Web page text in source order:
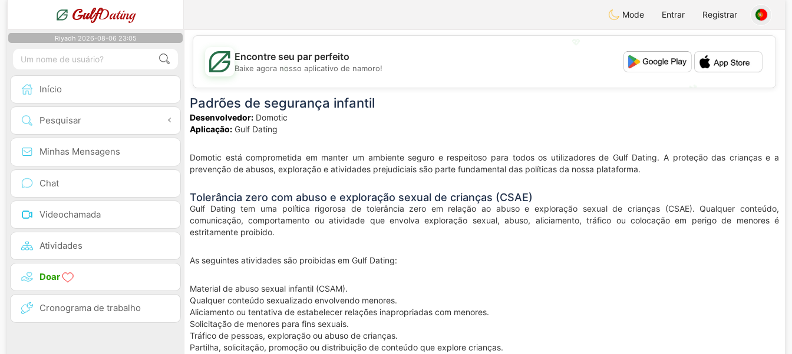
GulfDating Mode Entrar Registrar
Riyadh 2026-08-06 23:05
Início
Pesquisar
Minhas Mensagens
Chat
Videochamada
Atividades
Doar
Cronograma de trabalho
💖
💕
Encontre seu par perfeito
Baixe agora nosso aplicativo de namoro!
Padrões de segurança infantil
Desenvolvedor: Domotic
Aplicação: Gulf Dating
Domotic está comprometida em manter um ambiente seguro e respeitoso para todos os utilizadores de Gulf Dating. A proteção das crianças e a
prevenção de abusos, exploração e atividades prejudiciais são parte fundamental das políticas da nossa plataforma.
Tolerância zero com abuso e exploração sexual de crianças (CSAE)
Gulf Dating tem uma política rigorosa de tolerância zero em relação ao abuso e exploração sexual de crianças (CSAE). Qualquer conteúdo,
comunicação, comportamento ou atividade que envolva exploração sexual, abuso, aliciamento, tráfico ou colocação em perigo de menores é
estritamente proibido.
As seguintes atividades são proibidas em Gulf Dating:
Material de abuso sexual infantil (CSAM).
Qualquer conteúdo sexualizado envolvendo menores.
Aliciamento ou tentativa de estabelecer relações inapropriadas com menores.
Solicitação de menores para fins sexuais.
Tráfico de pessoas, exploração ou abuso de crianças.
Partilha, solicitação, promoção ou distribuição de conteúdo que explore crianças.